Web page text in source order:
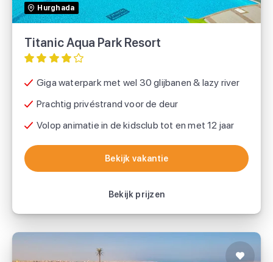
Hurghada
Titanic Aqua Park Resort
Giga waterpark met wel 30 glijbanen & lazy river
Prachtig privéstrand voor de deur
Volop animatie in de kidsclub tot en met 12 jaar
Bekijk vakantie
Bekijk prijzen
Bekijk vakantie